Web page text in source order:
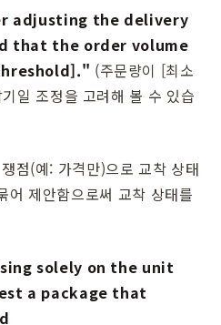
adjusting the delivery
that the order volume
(주문량이 [최소
일 조정을 고려해 볼 수 있습
점(예: 가격만)으로 교착 상태
어 제안함으로써 교착 상태를
solely on the unit
a package that